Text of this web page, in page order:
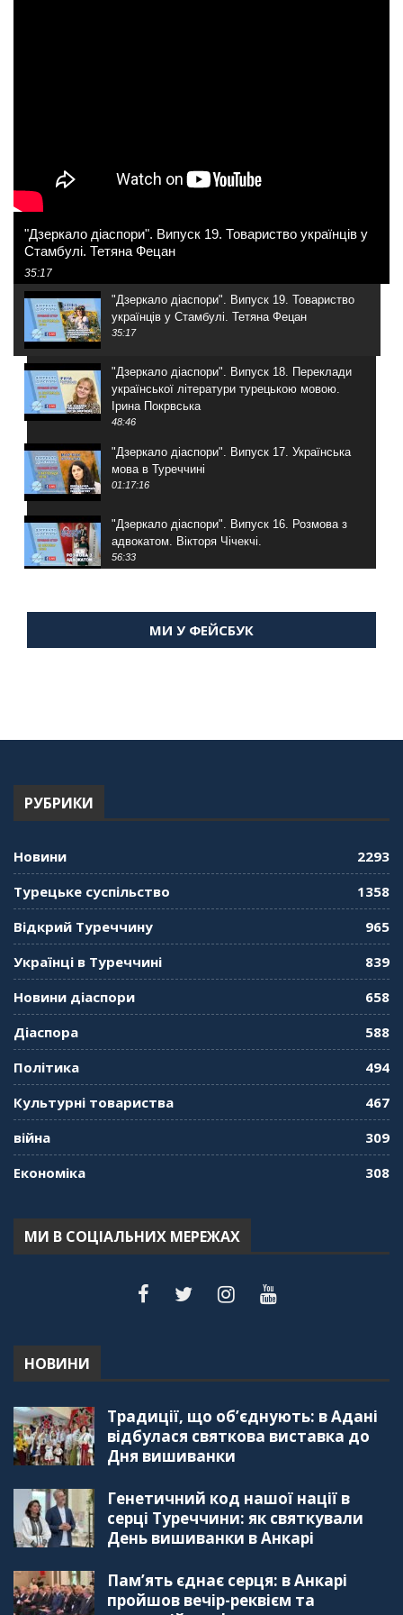
"Дзеркало діаспори". Випуск 19. Товариство українців у
Стамбулі. Тетяна Фецан
35:17
"Дзеркало діаспори". Випуск 19. Товариство
українців у Стамбулі. Тетяна Фецан
35:17
"Дзеркало діаспори". Випуск 18. Переклади
української літератури турецькою мовою.
Ірина Покрвська
48:46
"Дзеркало діаспори". Випуск 17. Українська
мова в Туреччині
01:17:16
"Дзеркало діаспори". Випуск 16. Розмова з
адвокатом. Вікторя Чічекчі.
56:33
Мухарський про життя в Туреччині
"Дзеркало діаспори". Випуск 13. МУШ в
"Дзеркало діаспори". Випуск 11. Олександр
"Дзеркало діаспори". Випуск 10. Тонкощі та
"Дзеркало діаспори". Випуск 8. Розмова з
Послом
"Дзеркало діаспори". Випуск 6. Можливості
рада українських громад Туреччини
56:20
"Дзеркало діаспори". Випуск 3. Вища освіта:
59:38
"Дзеркало діаспори", Випуск 2, Як вивчити
57:18
МИ У ФЕЙСБУК
РУБРИКИ
Новини
2293
Турецьке суспільство
1358
Відкрий Туреччину
965
Українці в Туреччині
839
Новини діаспори
658
Діаспора
588
Політика
494
Культурні товариства
467
війна
309
Економіка
308
МИ В СОЦІАЛЬНИХ МЕРЕЖАХ
НОВИНИ
Традиції, що об’єднують: в Адані
відбулася святкова виставка до
Дня вишиванки
Генетичний код нашої нації в
серці Туреччини: як святкували
День вишиванки в Анкарі
Пам’ять єднає серця: в Анкарі
пройшов вечір-реквієм та